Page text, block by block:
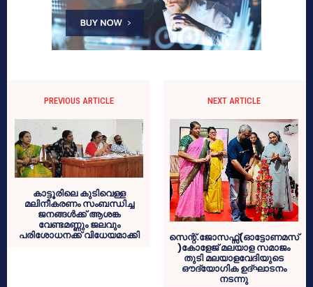
PREVIOUS ARTICLE
കാട്ടൂരിലെ കുടിവെള്ള
മലിനീകരണം സംബന്ധിച്ച
ജനങ്ങൾക്ക് ആശങ്ക
വേണ്ടമണ്ണും ജലവും
പരിശോധനക്ക് വിധേയമാക്കി
NEXT ARTICLE
സെന്റ്.ജോസഫ്സ്(ഓട്ടോണമസ്
)കോളേജ് മലയാള സമാജം
തുടി മലയാളവേദിയുടെ
ഔദ്യോഗിക ഉദ്ഘാടനം
നടന്നു